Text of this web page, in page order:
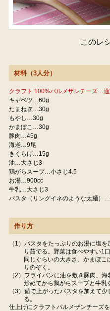
このレ
材料（3人分）
クラフト 100%パルメザンチーズ…適
キャベツ…60g
たまねぎ…30g
もやし…30g
かまぼこ…30g
豚肉…45g
海老…9尾
きくらげ…15g
油…大さじ3
鶏がらスープ…小さじ4.5
お湯…900cc
牛乳…大さじ3
パスタ（リングイネのような太麺）
作り方
（1）パスタをたっぷりのお湯に塩
り茹でる。野菜は食べやすい1
同じぐらいの大きさ。かまぼこ
りのぞく。
（2）フライパンに油を敷き豚肉、
炒めてから鶏がらスープと牛乳
（3）茹で上がったパスタを加えて
る。
仕上げにクラフトパルメザンチーズを